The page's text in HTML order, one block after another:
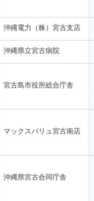
沖縄電力（株）宮古支店
沖縄県立宮古病院
宮古島市役所総合庁舎
マックスバリュ宮古南店
沖縄県宮古合同庁舎